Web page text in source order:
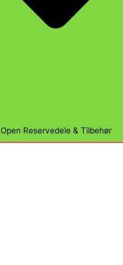
Open Reservedele & Tilbehør